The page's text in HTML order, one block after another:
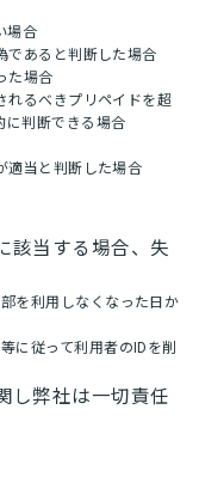
場合
であると判断した場合
た場合
れるべきプリペイドを超
に判断できる場合
適当と判断した場合
該当する場合、失
を利用しなくなった日か
に従って利用者のIDを削
し弊社は一切責任